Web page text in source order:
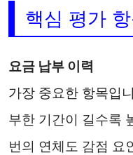
핵심 평가
요금 납부 이력
가장 중요한 항목입
부한 기간이 길수록
번의 연체도 감점 요